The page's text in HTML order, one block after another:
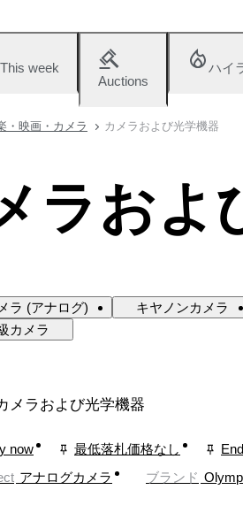
This week
Auctions
ハイ
・映画・カメラ カメラおよび光学機器
ラおよ
ラ (アナログ) キヤノンカメラ
カメラ
メラおよび光学機器
now 最低落札価格なし
アナログカメラ ブランド